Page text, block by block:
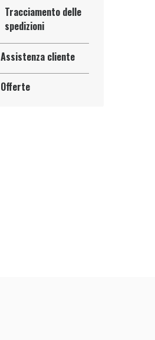
Tracciamento delle
spedizioni
Assistenza cliente
Offerte